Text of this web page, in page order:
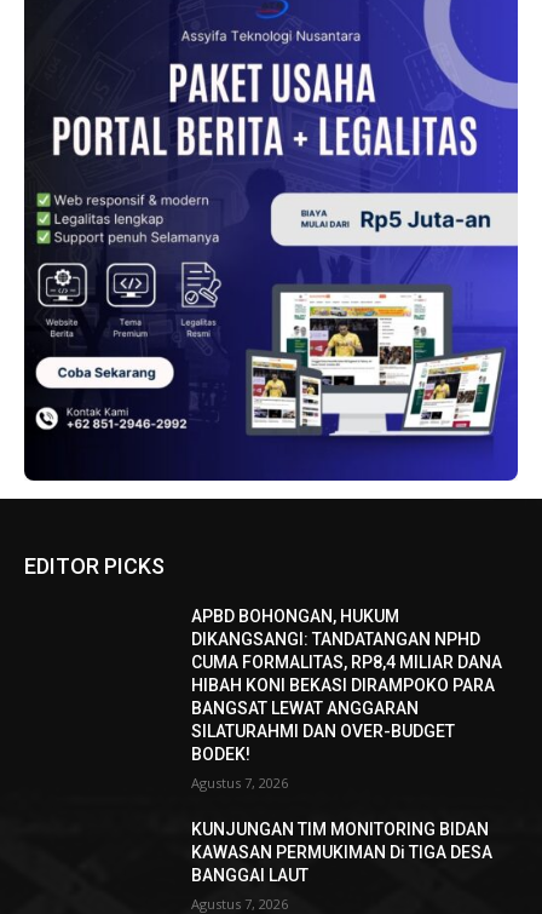
EDITOR PICKS
APBD BOHONGAN, HUKUM
DIKANGSANGI: TANDATANGAN NPHD
CUMA FORMALITAS, RP8,4 MILIAR DANA
HIBAH KONI BEKASI DIRAMPOKO PARA
BANGSAT LEWAT ANGGARAN
SILATURAHMI DAN OVER-BUDGET
BODEK!
Agustus 7, 2026
KUNJUNGAN TIM MONITORING BIDAN
KAWASAN PERMUKIMAN Di TIGA DESA
BANGGAI LAUT
Agustus 7, 2026